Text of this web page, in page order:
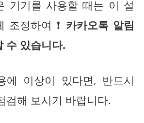
기기를 사용할 때는 이 설
조정하여 ❗ 카카오톡 알림
수 있습니다.
에 이상이 있다면, 반드시
검해 보시기 바랍니다.